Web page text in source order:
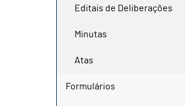
Editais de Deliberações
Minutas
Atas
Formulários